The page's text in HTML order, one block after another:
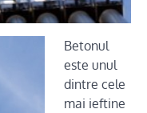
Betonul
este unul
dintre cele
mai ieftine